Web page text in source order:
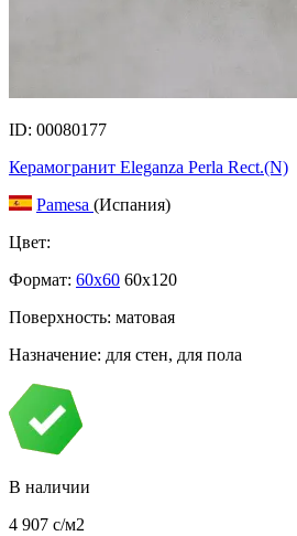
ID: 00080177
Керамогранит Eleganza Perla Rect.(N)
Pamesa (Испания)
Цвет:
Формат: 60x60 60x120
Поверхность: матовая
Назначение: для стен, для пола
В наличии
4 907 c/м2